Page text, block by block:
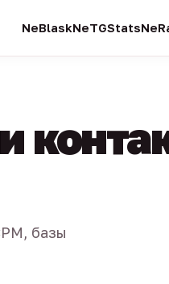
NeBlaskNeTGStats
базы